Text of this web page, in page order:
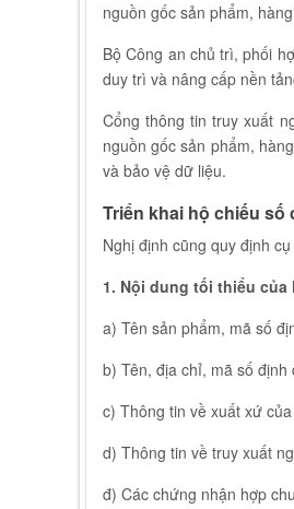
nguồn gốc sản phẩm,
Bộ Công an chủ trì, phối
duy trì và nâng cấp nền
Cổng thông tin truy xuất
nguồn gốc sản phẩm,
và bảo vệ dữ liệu.
Triển khai hộ chiếu số
Nghị định cũng quy định
1. Nội dung tối thiểu
a) Tên sản phẩm, mã số
b) Tên, địa chỉ, mã số
c) Thông tin về xuất xứ
d) Thông tin về truy xuất
đ) Các chứng nhận hợp